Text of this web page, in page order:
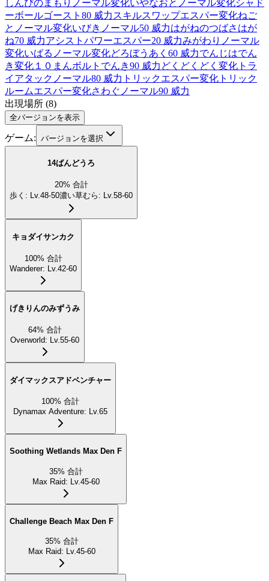
しんぴのまもり ノーマル変化いやなおと ノーマル変化シャド
ーボールゴースト 80 威力 スキルスワップエスパー変化ねご
と ノーマル変化いびき ノーマル50 威力はがねのつばさ はが
ね70 威力アシストパワーエスパー20 威力みがわり ノーマル
変化いばる ノーマル変化どろぼう あく 60 威力でんじはでん
き変化 １０まんボルト でんき90 威力 どくどく どく 変化 トラ
イアタック ノーマル80 威力 トリックエスパー変化 トリック
ルームエスパー変化さわぐ ノーマル90 威力
出現場所 (8)
全バージョンを表示
ゲーム: バージョンを選択
14ばんどうろ
20% 合計
歩く : Lv.48-50濃い草むら : Lv.58-60
キョダイサンカク
100% 合計
Wanderer: Lv.42-60
げきりんのみずうみ
64% 合計
Overworld: Lv.55-60
ダイマックスアドベンチャー
100% 合計
Dynamax Adventure: Lv.65
Soothing Wetlands Max Den F
35% 合計
Max Raid: Lv.45-60
Challenge Beach Max Den F
35% 合計
Max Raid: Lv.45-60